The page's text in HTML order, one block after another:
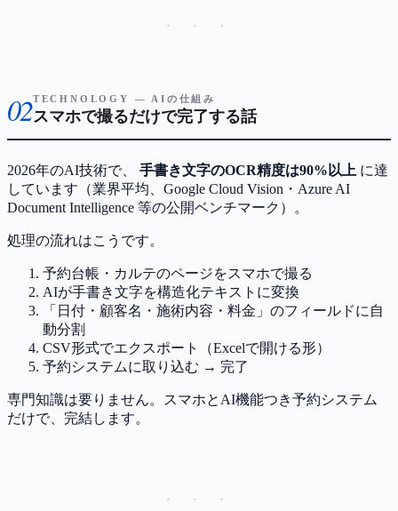
· · ·
02TECHNOLOGY — AIの仕組み
スマホで撮るだけで完了する話
2026年のAI技術で、 手書き文字のOCR精度は90%以上 に達
しています（業界平均、Google Cloud Vision・Azure AI
Document Intelligence 等の公開ベンチマーク）。
処理の流れはこうです。
予約台帳・カルテのページをスマホで撮る
AIが手書き文字を構造化テキストに変換
「日付・顧客名・施術内容・料金」のフィールドに自
動分割
CSV形式でエクスポート（Excelで開ける形）
予約システムに取り込む → 完了
専門知識は要りません。スマホとAI機能つき予約システム
だけで、完結します。
· · ·